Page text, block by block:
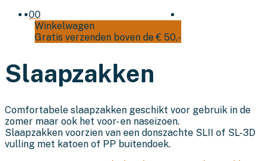
00
Winkelwagen
Gratis verzenden boven de € 50,-
Slaapzakken
Comfortabele slaapzakken geschikt voor gebruik in de
zomer maar ook het voor- en naseizoen.
Slaapzakken voorzien van een donszachte SLII of SL-3D
vulling met katoen of PP buitendoek.